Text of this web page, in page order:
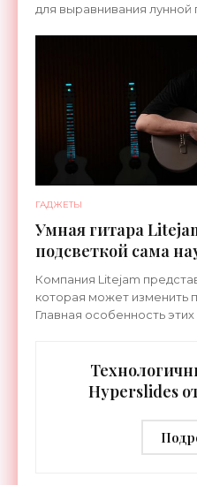
для выравнивания лунной
ГАДЖЕТЫ
Умная гитара
подсветкой сама
«Гаджеты»
Компания Litejam
которая может изменить
Главная особенность
Hyperslides